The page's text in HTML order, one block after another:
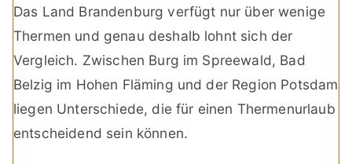
Das Land Brandenburg verfügt nur über wenige
Thermen und genau deshalb lohnt sich der
Vergleich. Zwischen Burg im Spreewald, Bad
Belzig im Hohen Fläming und der Region Potsdam
liegen Unterschiede, die für einen Thermenurlaub
entscheidend sein können.